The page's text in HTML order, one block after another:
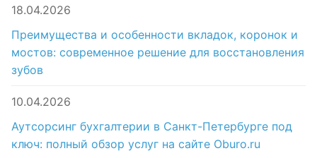
18.04.2026
Преимущества и особенности вкладок, коронок и
мостов: современное решение для восстановления
зубов
10.04.2026
Аутсорсинг бухгалтерии в Санкт-Петербурге под
ключ: полный обзор услуг на сайте Oburo.ru